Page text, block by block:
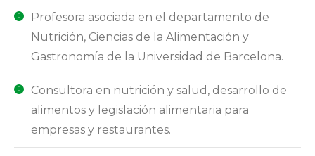
Profesora asociada en el departamento de
Nutrición, Ciencias de la Alimentación y
Gastronomía de la Universidad de Barcelona.
Consultora en nutrición y salud, desarrollo de
alimentos y legislación alimentaria para
empresas y restaurantes.